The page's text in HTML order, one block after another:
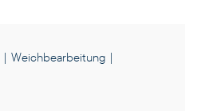
| Weichbearbeitung |